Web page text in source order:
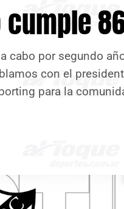
cabo por segundo
con el
para la